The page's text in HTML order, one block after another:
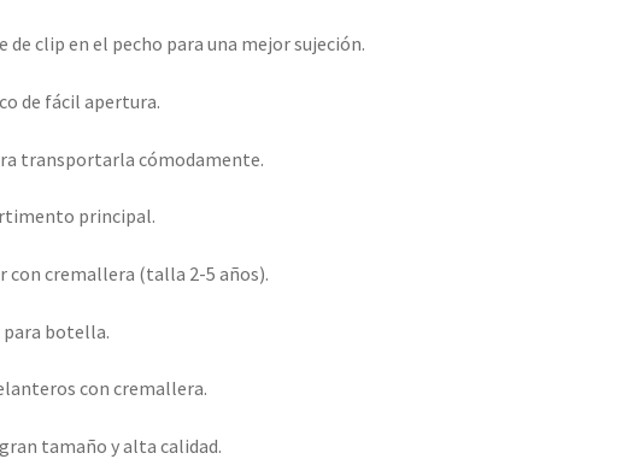
de clip en el pecho para una mejor sujeción.
de fácil apertura.
transportarla cómodamente.
principal.
cremallera (talla 2-5 años).
botella.
con cremallera.
tamaño y alta calidad.